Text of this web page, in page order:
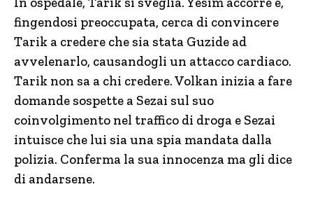
fingendosi preoccupata, cerca di convincere
Tarik a credere che sia stata Guzide ad
avvelenarlo, causandogli un attacco cardiaco.
Tarik non sa a chi credere. Volkan inizia a fare
domande sospette a Sezai sul suo
coinvolgimento nel traffico di droga e Sezai
intuisce che lui sia una spia mandata dalla
polizia. Conferma la sua innocenza ma gli dice
di andarsene.